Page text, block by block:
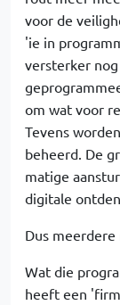
voor de
'ie in
versterker
om wat voor
Tevens
beheerd. De
matige
digitale
Dus
Wat die
heeft een